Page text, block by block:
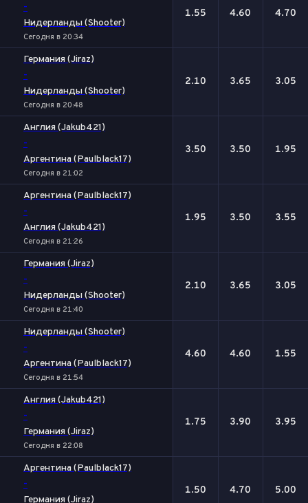
-
Нидерланды (Shooter)
Сегодня в 20:34
1.55 4.60 4.70
Германия (Jiraz)
-
Нидерланды (Shooter)
Сегодня в 20:48
2.10 3.65 3.05
Англия (Jakub421)
-
Аргентина (Paulblack17)
Сегодня в 21:02
3.50 3.50 1.95
Аргентина (Paulblack17)
-
Англия (Jakub421)
Сегодня в 21:26
1.95 3.50 3.55
Германия (Jiraz)
-
Нидерланды (Shooter)
Сегодня в 21:40
2.10 3.65 3.05
Нидерланды (Shooter)
-
Аргентина (Paulblack17)
Сегодня в 21:54
4.60 4.60 1.55
Англия (Jakub421)
-
Германия (Jiraz)
Сегодня в 22:08
1.75 3.90 3.95
Аргентина (Paulblack17)
-
Германия (Jiraz)
1.50 4.70 5.00